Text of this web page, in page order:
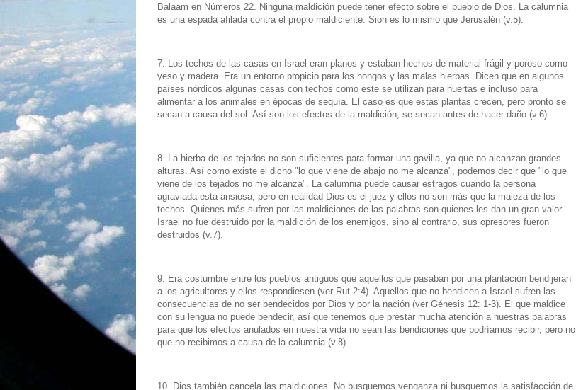
Balaam en Números 22. Ninguna maldición puede tener efecto sobre el pueblo de Dios. La calumnia
es una espada afilada contra el propio maldiciente. Sion es lo mismo que Jerusalén (v.5).
7. Los techos de las casas en Israel eran planos y estaban hechos de material frágil y poroso como
yeso y madera. Era un entorno propicio para los hongos y las malas hierbas. Dicen que en algunos
países nórdicos algunas casas con techos como este se utilizan para huertas e incluso para
alimentar a los animales en épocas de sequía. El caso es que estas plantas crecen, pero pronto se
secan a causa del sol. Así son los efectos de la maldición, se secan antes de hacer daño (v.6).
8. La hierba de los tejados no son suficientes para formar una gavilla, ya que no alcanzan grandes
alturas. Así como existe el dicho "lo que viene de abajo no me alcanza", podemos decir que "lo que
viene de los tejados no me alcanza". La calumnia puede causar estragos cuando la persona
agraviada está ansiosa, pero en realidad Dios es el juez y ellos no son más que la maleza de los
techos. Quienes más sufren por las maldiciones de las palabras son quienes les dan un gran valor.
Israel no fue destruido por la maldición de los enemigos, sino al contrario, sus opresores fueron
destruidos (v.7).
9. Era costumbre entre los pueblos antiguos que aquellos que pasaban por una plantación bendijeran
a los agricultores y ellos respondiesen (ver Rut 2:4). Aquellos que no bendicen a Israel sufren las
consecuencias de no ser bendecidos por Dios y por la nación (ver Génesis 12: 1-3). El que maldice
con su lengua no puede bendecir, así que tenemos que prestar mucha atención a nuestras palabras
para que los efectos anulados en nuestra vida no sean las bendiciones que podríamos recibir, pero no
que no recibimos a causa de la calumnia (v.8).
10. Dios también cancela las maldiciones. No busquemos venganza ni busquemos la satisfacción de